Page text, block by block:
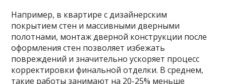
Например, в квартире с дизайнерским
покрытием стен и массивными дверными
полотнами, монтаж дверной конструкции после
оформления стен позволяет избежать
повреждений и значительно ускоряет процесс
корректировки финальной отделки. В среднем,
такие работы занимают на 20-25% меньше